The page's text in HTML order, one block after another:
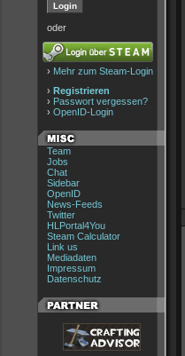
oder
› Mehr zum Steam-Login
› Registrieren
› Passwort vergessen?
› OpenID-Login
Team
Jobs
Chat
Sidebar
OpenID
News-Feeds
Twitter
HLPortal4You
Steam Calculator
Link us
Mediadaten
Impressum
Datenschutz